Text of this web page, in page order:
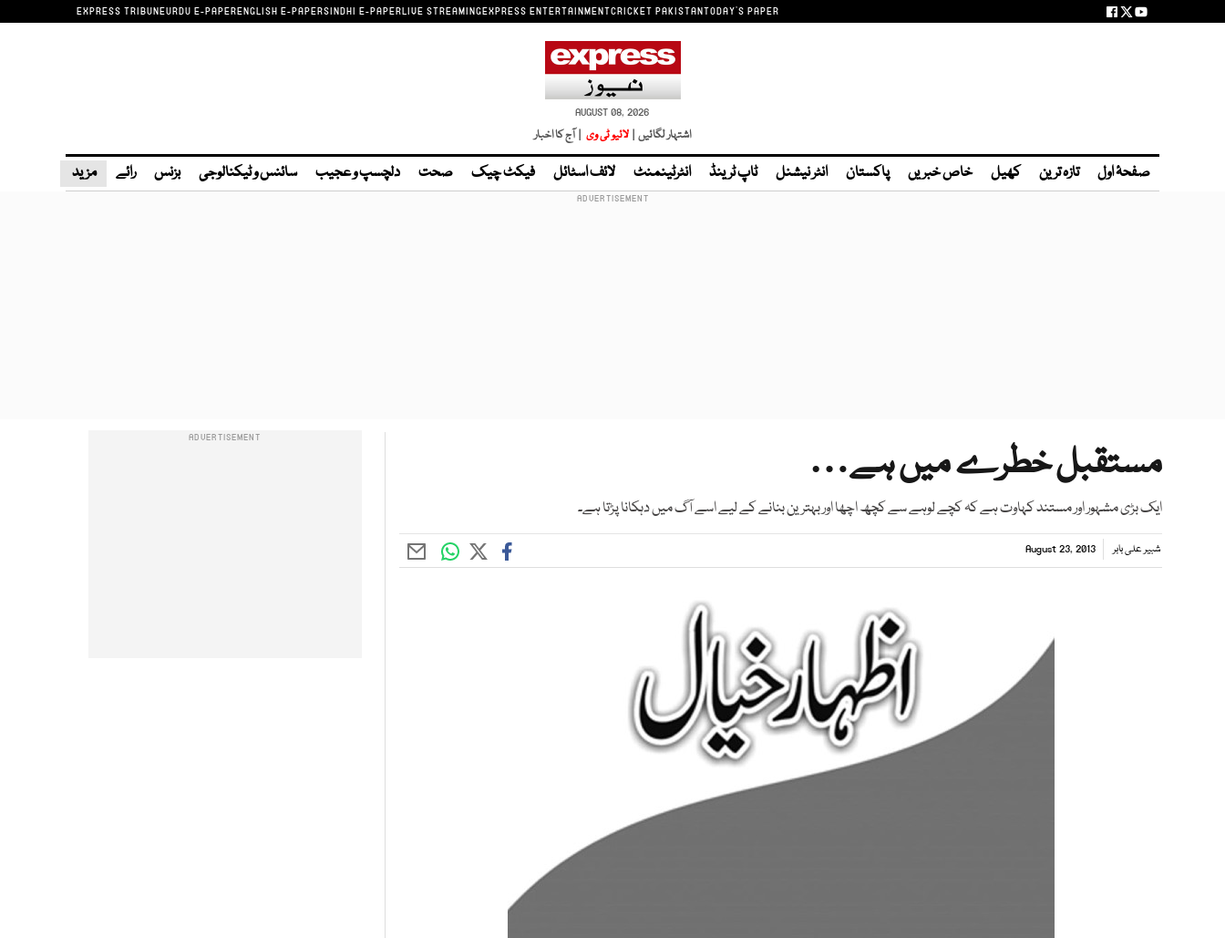
EXPRESS TRIBUNEURDU E-PAPERENGLISH E-PAPERSINDHI E-PAPERLIVE STREAMINGEXPRESS ENTERTAINMENTCRICKET PAKISTANTODAY'S PAPER
AUGUST 08, 2026
اشتہار لگائیں | لائیو ٹی وی | آج کا اخبار
صفحۂ اول تازہ ترین کھیل خاص خبریں پاکستان انٹر نیشنل ٹاپ ٹرینڈ انٹرٹینمنٹ لائف اسٹائل فیکٹ چیک صحت دلچسپ و عجیب سائنس و ٹیکنالوجی بزنس رائے مزید
مستقبل خطرے میں ہے…
ایک بڑی مشہور اور مستند کہاوت ہے کہ کچے لوہے سے کچھ اچھا اور بہترین بنانے کے لیے اسے آگ میں دہکانا پڑتا ہے۔
شبیر علی بابر August 23, 2013